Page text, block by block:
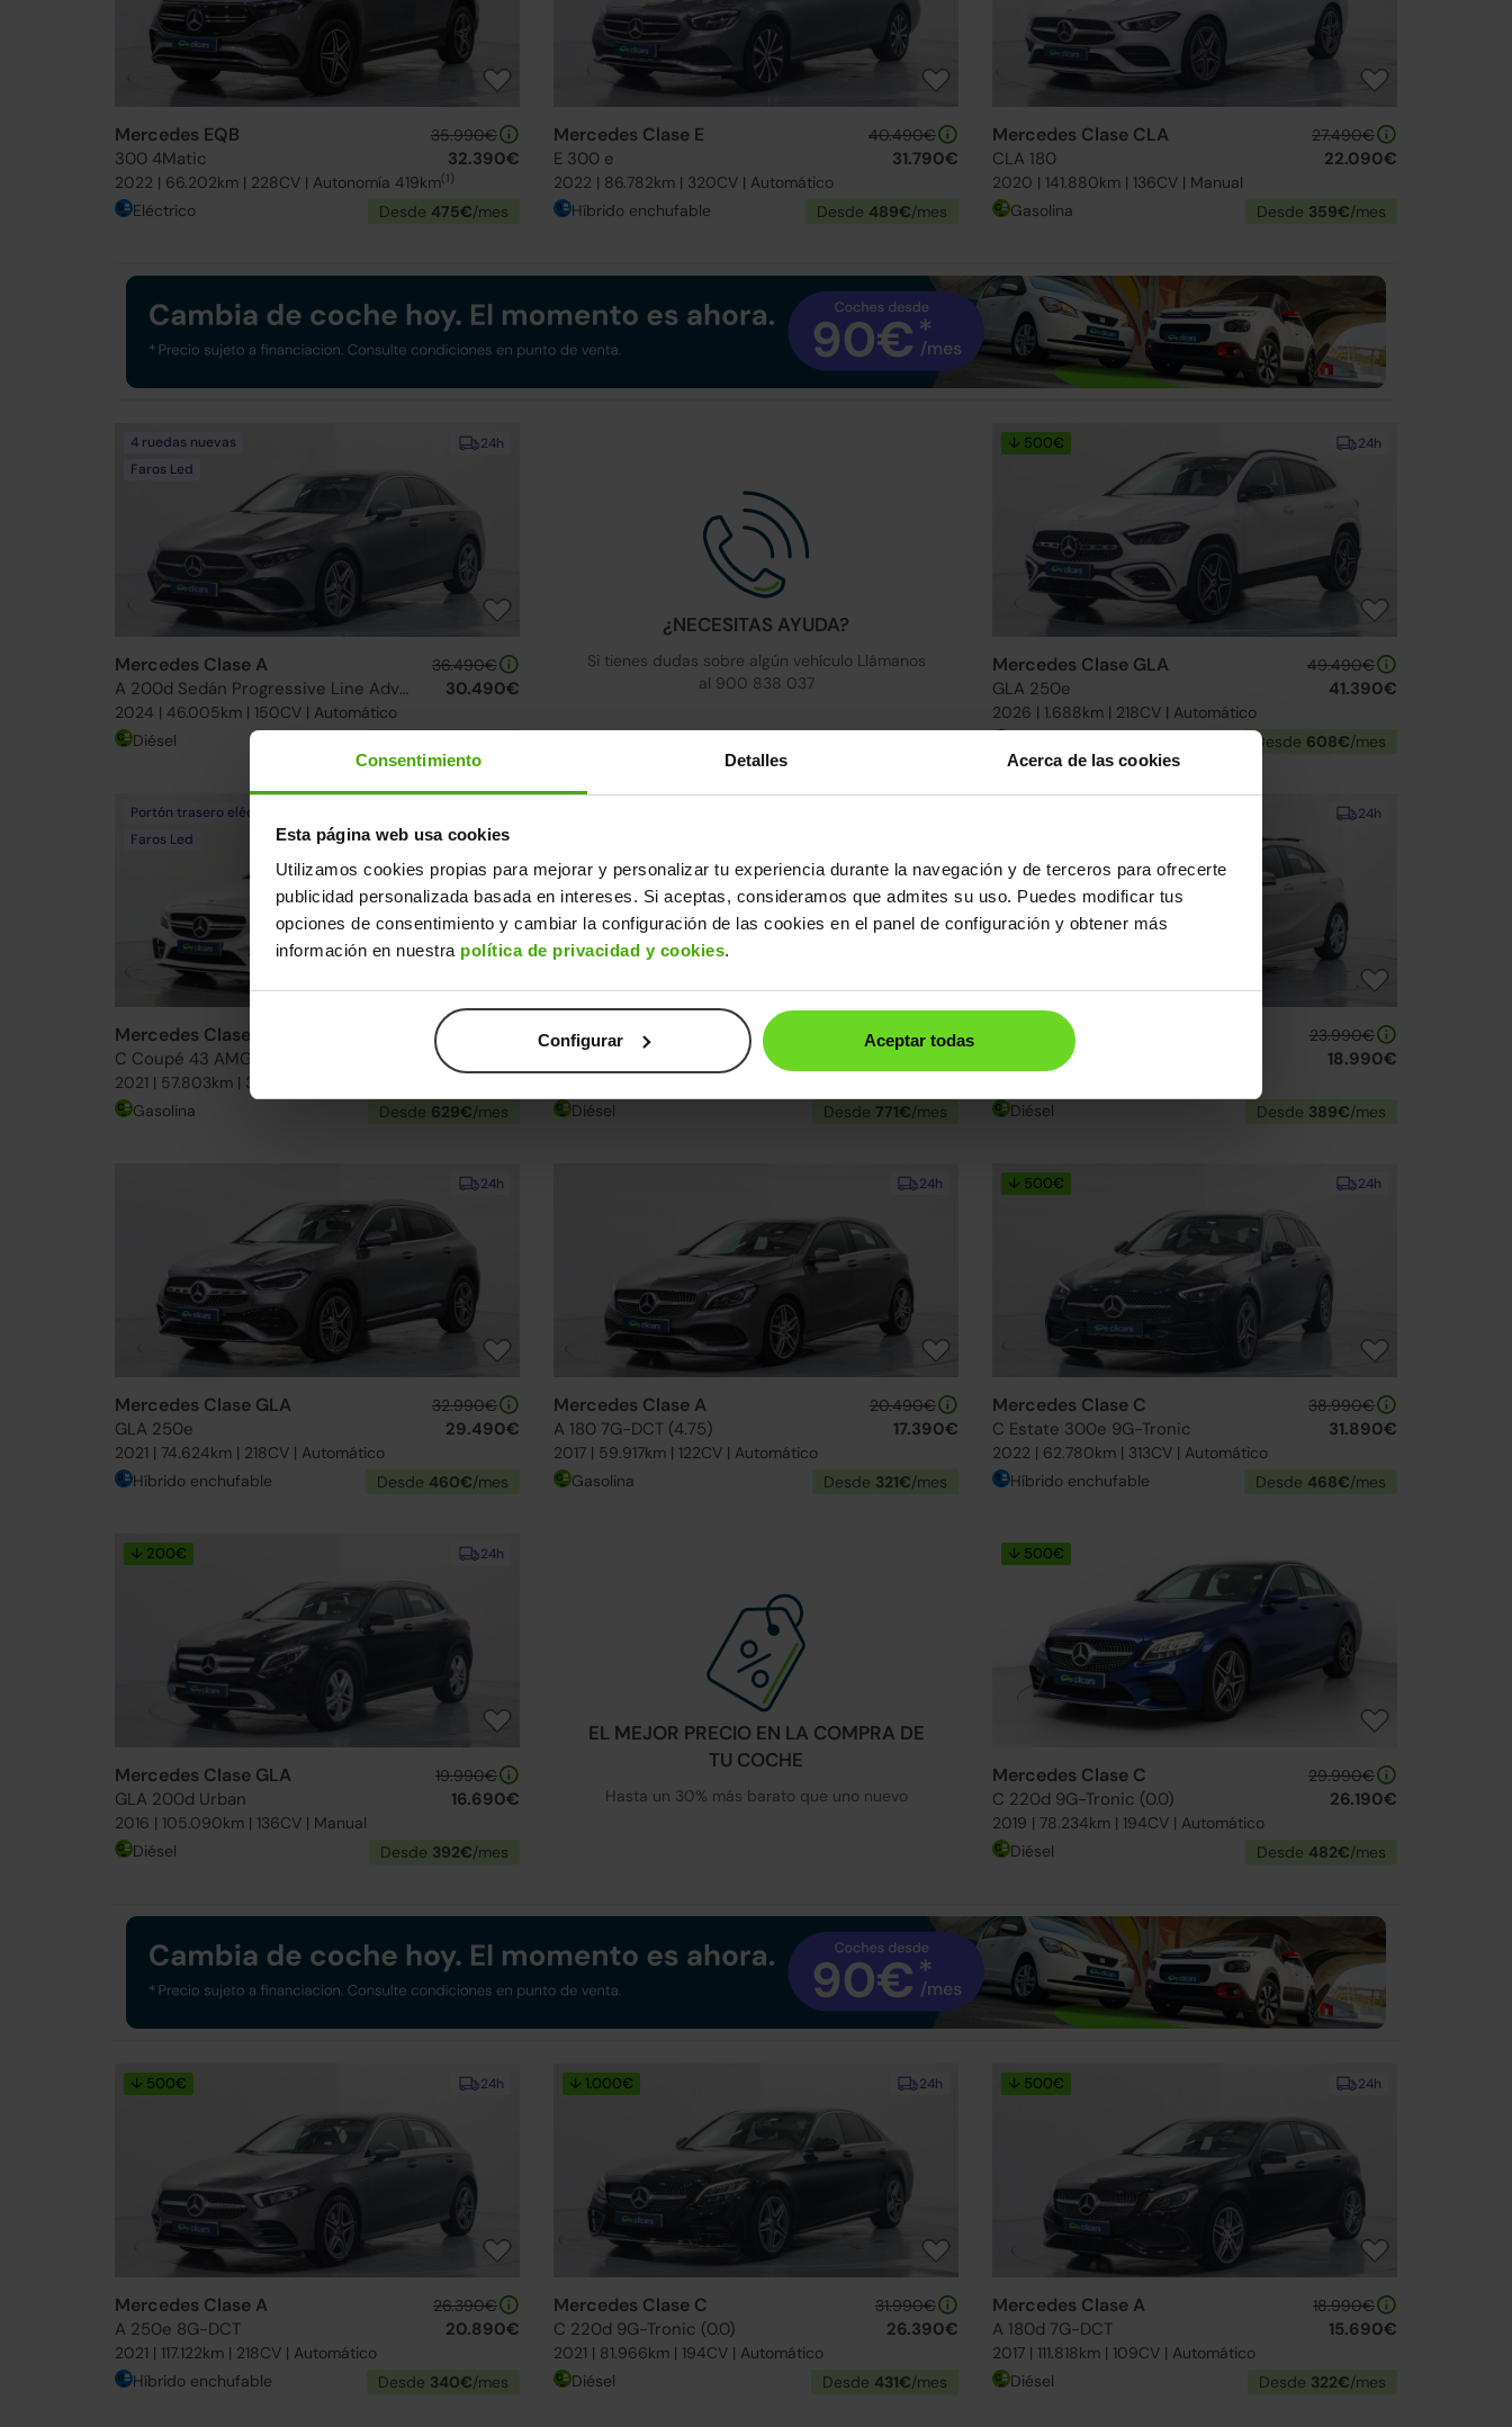
Consentimiento Detalles Acerca de las cookies
Esta página web usa cookies
Utilizamos cookies propias para mejorar y personalizar tu experiencia durante la navegación y de terceros para ofrecerte
publicidad personalizada basada en intereses. Si aceptas, consideramos que admites su uso. Puedes modificar tus
opciones de consentimiento y cambiar la configuración de las cookies en el panel de configuración y obtener más
información en nuestra política de privacidad y cookies.
Configurar Aceptar todas
Mercedes EQB
300 4Matic
2022 | 66.202km | 228CV | Autonomía 419km(1)
35.990€
32.390€
Eléctrico Desde 475€/mes
Mercedes Clase E
E 300 e
2022 | 86.782km | 320CV | Automático
40.490€
31.790€
Híbrido enchufable Desde 489€/mes
Mercedes Clase CLA
CLA 180
2020 | 141.880km | 136CV | Manual
27.490€
22.090€
Gasolina Desde 359€/mes
24h
4 ruedas nuevas
Faros Led
Mercedes Clase A
A 200d Sedán Progressive Line Advanced 8G-DCT
2024 | 46.005km | 150CV | Automático
36.490€
30.490€
Diésel
¿NECESITAS AYUDA?
Si tienes dudas sobre algún vehículo Llámanos
al 900 838 037
24h
↓ 500€
Mercedes Clase GLA
GLA 250e
2026 | 1.688km | 218CV | Automático
49.490€
41.390€
Desde 608€/mes
Portón trasero eléctrico
Faros Led
Mercedes Clase C
C Coupé 43 AMG 4Matic Aut.
2021 | 57.803km | 390CV | Automático
49.990€
40.490€
Gasolina Desde 629€/mes
Mercedes Clase V 57.990€
Diésel Desde 771€/mes
24h
Mercedes Clase A
A 200d 7G-DCT
23.990€
18.990€
Diésel Desde 389€/mes
24h
Mercedes Clase GLA
GLA 250e
2021 | 74.624km | 218CV | Automático
32.990€
29.490€
Híbrido enchufable Desde 460€/mes
24h
Mercedes Clase A
A 180 7G-DCT (4.75)
2017 | 59.917km | 122CV | Automático
20.490€
17.390€
Gasolina Desde 321€/mes
24h
↓ 500€
Mercedes Clase C
C Estate 300e 9G-Tronic
2022 | 62.780km | 313CV | Automático
38.990€
31.890€
Híbrido enchufable Desde 468€/mes
24h
↓ 200€
Mercedes Clase GLA
GLA 200d Urban
2016 | 105.090km | 136CV | Manual
19.990€
16.690€
Diésel Desde 392€/mes
EL MEJOR PRECIO EN LA COMPRA DE
TU COCHE
Hasta un 30% más barato que uno nuevo
↓ 500€
Mercedes Clase C
C 220d 9G-Tronic (0.0)
2019 | 78.234km | 194CV | Automático
29.990€
26.190€
Diésel Desde 482€/mes
24h
↓ 500€
Mercedes Clase A
A 250e 8G-DCT
2021 | 117.122km | 218CV | Automático
26.390€
20.890€
Híbrido enchufable Desde 340€/mes
24h
↓ 1.000€
Mercedes Clase C
C 220d 9G-Tronic (0.0)
2021 | 81.966km | 194CV | Automático
31.990€
26.390€
Diésel Desde 431€/mes
24h
↓ 500€
Mercedes Clase A
A 180d 7G-DCT
2017 | 111.818km | 109CV | Automático
18.990€
15.690€
Diésel Desde 322€/mes